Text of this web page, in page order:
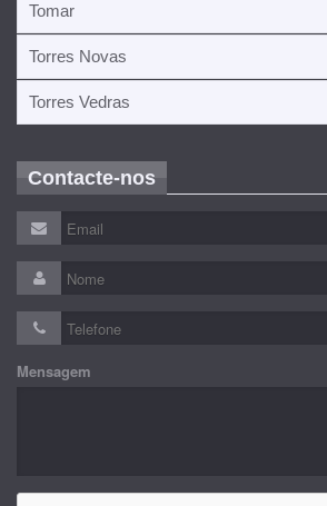
Tomar
Torres Novas
Torres Vedras
Contacte-nos
Mensagem